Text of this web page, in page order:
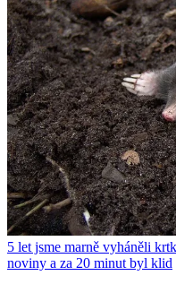
5 let jsme marně vyháněli
noviny a za 20 minut byl klid